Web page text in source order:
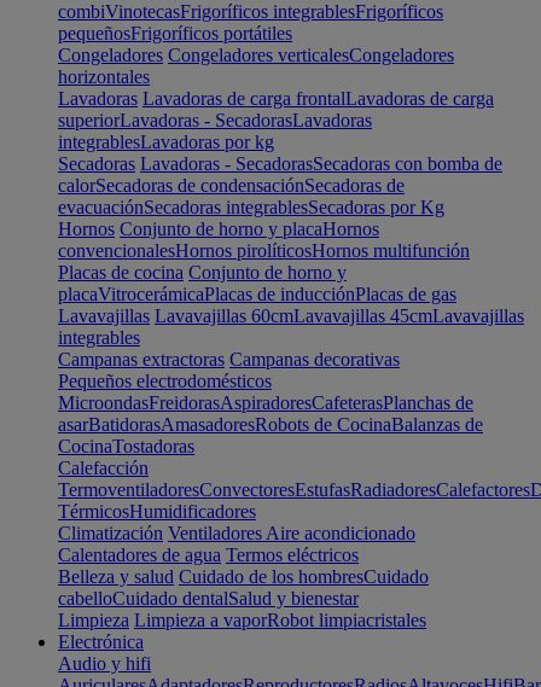
combiVinotecasFrigoríficos integrablesFrigoríficos
pequeñosFrigoríficos portátiles
Congeladores Congeladores verticalesCongeladores
horizontales
Lavadoras Lavadoras de carga frontalLavadoras de carga
superiorLavadoras - SecadorasLavadoras
integrablesLavadoras por kg
Secadoras Lavadoras - SecadorasSecadoras con bomba de
calorSecadoras de condensaciónSecadoras de
evacuaciónSecadoras integrablesSecadoras por Kg
Hornos Conjunto de horno y placaHornos
convencionalesHornos pirolíticosHornos multifunción
Placas de cocina Conjunto de horno y
placaVitrocerámicaPlacas de inducciónPlacas de gas
Lavavajillas Lavavajillas 60cmLavavajillas 45cmLavavajillas
integrables
Campanas extractoras Campanas decorativas
Pequeños electrodomésticos
MicroondasFreidorasAspiradoresCafeterasPlanchas de
asarBatidorasAmasadoresRobots de CocinaBalanzas de
CocinaTostadoras
Calefacción
TermoventiladoresConvectoresEstufasRadiadoresCalefactores
TérmicosHumidificadores
Climatización Ventiladores Aire acondicionado
Calentadores de agua Termos eléctricos
Belleza y salud Cuidado de los hombresCuidado
cabelloCuidado dentalSalud y bienestar
Limpieza Limpieza a vaporRobot limpiacristales
Electrónica
Audio y hifi